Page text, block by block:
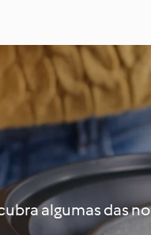
algumas das